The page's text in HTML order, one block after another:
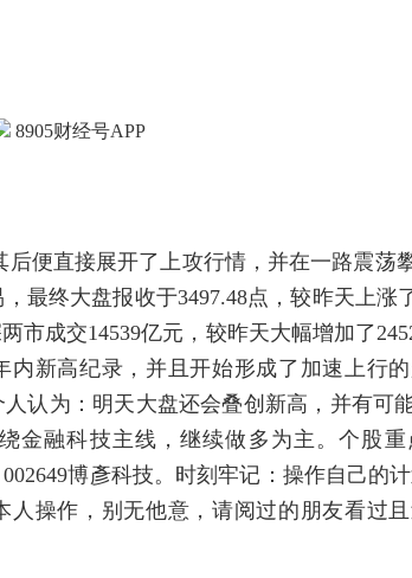
财经号APP
8905
直接展开了上攻行情，并在一路震荡攀
最终大盘报收于3497.48点，较昨天上涨
市成交14539亿元，较昨天大幅增加了
内新高纪录，并且开始形成了加速上行
认为：明天大盘还会叠创新高，并有可
金融科技主线，继续做多为主。个股重
博彥科技。时刻牢记：操作自己的
操作，别无他意，请阅过的朋友看过